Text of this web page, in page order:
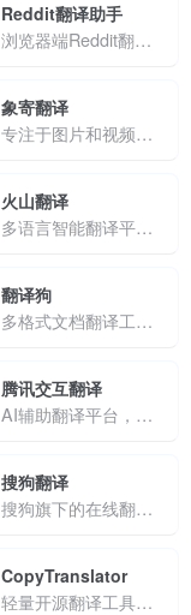
Reddit翻译助手
浏览器端Reddit翻译工具，支持实时转换与双语互动
象寄翻译
专注于图片和视频翻译的AI平台
火山翻译
多语言智能翻译平台，支持文档音视频翻译与实时同传字幕
翻译狗
多格式文档翻译工具，支持语种互译与格式保留
腾讯交互翻译
AI辅助翻译平台，支持交互式翻译、多格式文件与跨场景适配
搜狗翻译
搜狗旗下的在线翻译工具
CopyTranslator
轻量开源翻译工具，支持PDF优化与复制即翻译